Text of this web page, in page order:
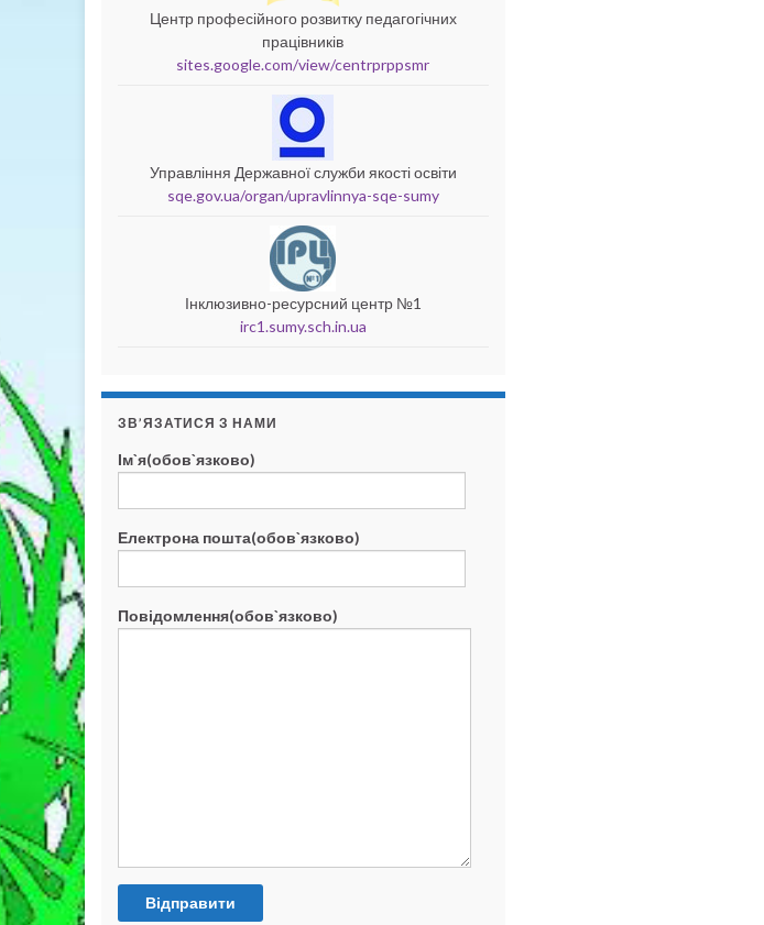
Центр професійного розвитку педагогічних
працівників
sites.google.com/view/centrprppsmr
Управління Державної служби якості освіти
sqe.gov.ua/organ/upravlinnya-sqe-sumy
Інклюзивно-ресурсний центр №1
irc1.sumy.sch.in.ua
ЗВ’ЯЗАТИСЯ З НАМИ
Ім`я(обов`язково)
Електрона пошта(обов`язково)
Повідомлення(обов`язково)